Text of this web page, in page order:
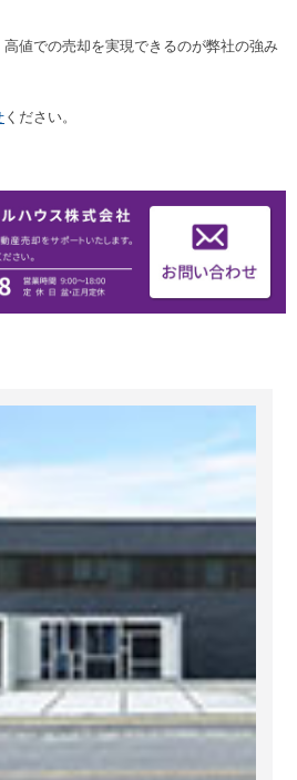
値での売却を実現できるのが弊社の強み
ください。